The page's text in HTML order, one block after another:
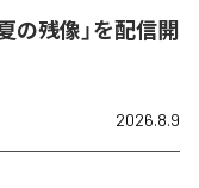
の残像」を配信開
2026.8.9